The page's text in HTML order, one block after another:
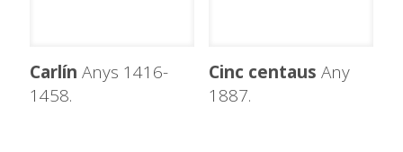
Carlín Anys 1416-
1458.
Cinc centaus Any
1887.